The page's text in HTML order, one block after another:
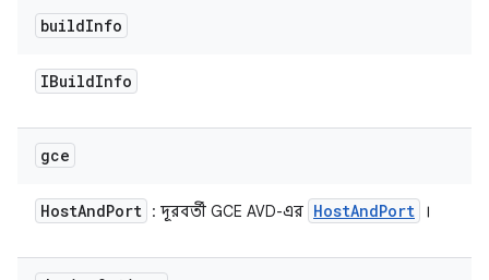
buildInfo
IBuildInfo
gce
HostAndPort : দূরবর্তী GCE AVD-এর HostAndPort ।